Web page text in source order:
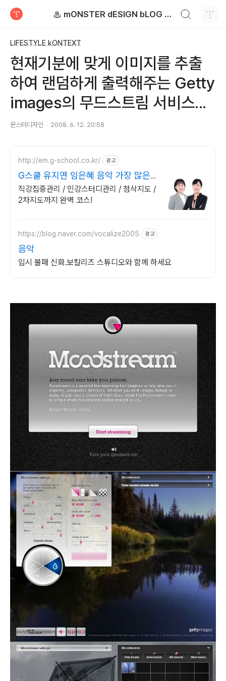
♨ mONSTER dESIGN bLOG - 몬스터디자인 블로그
LIFESTYLE kONTEXT
현재기분에 맞게 이미지를 추출
하여 랜덤하게 출력해주는 Getty
images의 무드스트림 서비스...
몬스터디자인 2008. 6. 12. 20:58
http://em.g-school.co.kr/ 광고
G스쿨 유지연 임은혜 음악 가장 많은
합격자들의 추천
직강집중관리 / 인강스터디관리 / 첨삭지도 /
2차지도까지 완벽 코스!
https://blog.naver.com/vocalize2005 광고
음악
입시 불패 신화.보칼리즈 스튜디오와 함께 하세요